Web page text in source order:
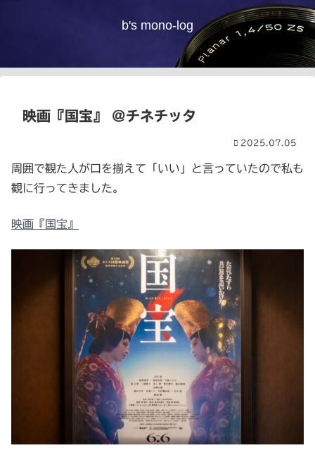
b's mono-log
映画『国宝』 @チネチッタ
2025.07.05
周囲で観た人が口を揃えて「いい」と言っていたので私も
観に行ってきました。
映画『国宝』